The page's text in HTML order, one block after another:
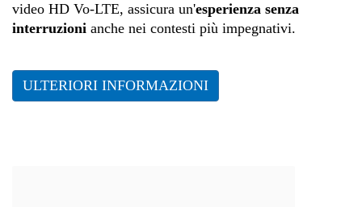
video HD Vo-LTE, assicura un'esperienza senza
interruzioni anche nei contesti più impegnativi.
ULTERIORI INFORMAZIONI